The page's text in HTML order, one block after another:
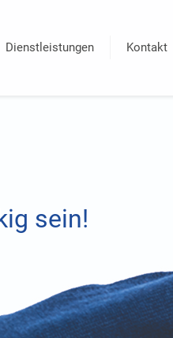
Dienstleistungen Kontakt
sein!